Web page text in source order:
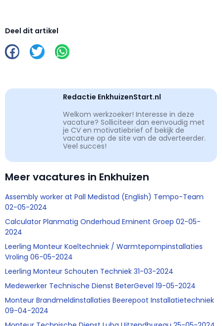
Deel dit artikel
Redactie EnkhuizenStart.nl
Welkom werkzoeker! Interesse in deze
vacature? Solliciteer dan eenvoudig met
je CV en motivatiebrief of bekijk de
vacature op de site van de adverteerder.
Veel succes!
Meer vacatures in Enkhuizen
Assembly worker at Pall Medistad (English) Tempo-Team
02-05-2024
Calculator Planmatig Onderhoud Eminent Groep 02-05-
2024
Leerling Monteur Koeltechniek / Warmtepompinstallaties
Vroling 06-05-2024
Leerling Monteur Schouten Techniek 31-03-2024
Medewerker Technische Dienst BeterGevel 19-05-2024
Monteur Brandmeldinstallaties Beerepoot Installatietechniek
09-04-2024